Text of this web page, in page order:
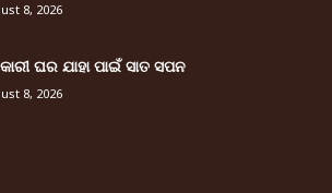
8, 2026
ଘର ଯାହା ପାଇଁ ସାତ ସପନ
8, 2026